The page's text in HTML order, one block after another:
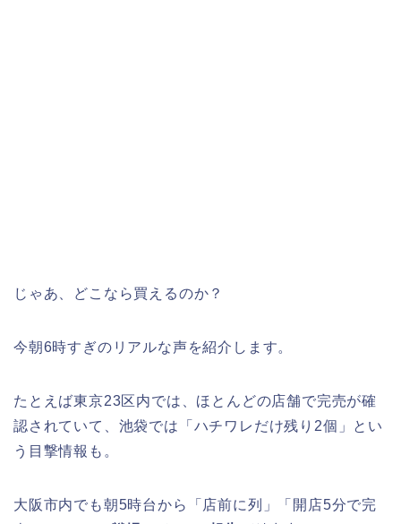
じゃあ、どこなら買えるのか？
今朝6時すぎのリアルな声を紹介します。
たとえば東京23区内では、ほとんどの店舗で完売が確
認されていて、池袋では「ハチワレだけ残り2個」とい
う目撃情報も。
大阪市内でも朝5時台から「店前に列」「開店5分で完